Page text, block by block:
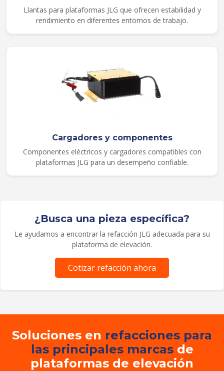
Llantas para plataformas JLG que ofrecen estabilidad y
rendimiento en diferentes entornos de trabajo.
Cargadores y componentes
Componentes eléctricos y cargadores compatibles con
plataformas JLG para un desempeño confiable.
¿Busca una pieza específica?
Le ayudamos a encontrar la refacción JLG adecuada para su
plataforma de elevación.
Cotizar refacción ahora
Soluciones en refacciones para
las principales marcasde
plataformas de elevación